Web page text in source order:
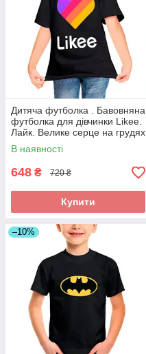
Дитяча футболка . Бавовняна
футболка для дівчинки Likee.
Лайк. Велике серце на грудях
В наявності
648 ₴ 720 ₴
Купити
–10%